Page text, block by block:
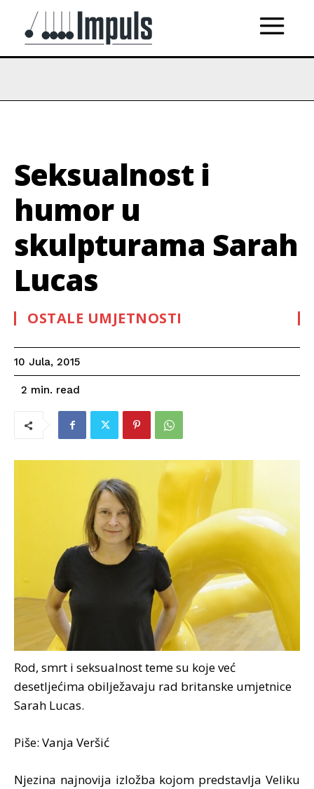
Seksualnost i
humor u
skulpturama Sarah
Lucas
OSTALE UMJETNOSTI
10 Jula, 2015
2 min. read
Rod, smrt i seksualnost teme su koje već
desetljećima obilježavaju rad britanske umjetnice
Sarah Lucas.
Piše: Vanja Veršić
Njezina najnovija izložba kojom predstavlja Veliku